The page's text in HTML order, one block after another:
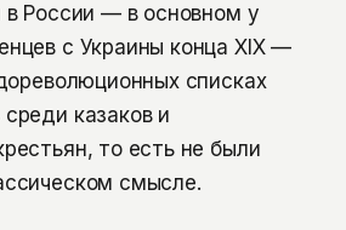
в России — в основном у
с Украины конца XIX —
списках
казаков и
то есть не были
смысле.